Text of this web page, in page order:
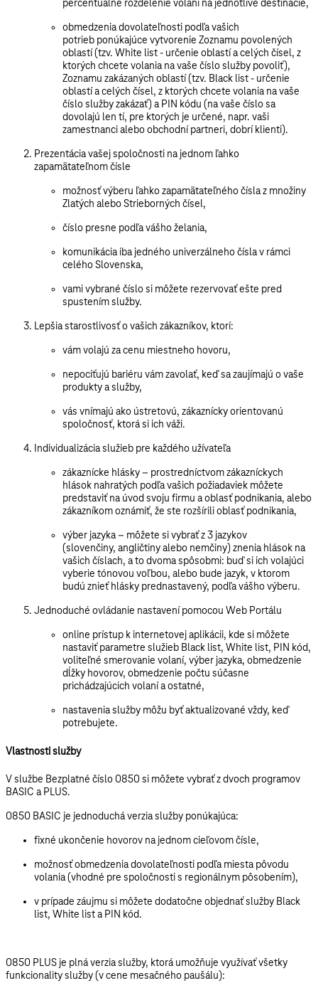
percentuálne rozdelenie volaní na jednotlivé destinácie,
obmedzenia dovolateľnosti podľa vašich
potrieb ponúkajúce vytvorenie Zoznamu povolených
oblastí (tzv. White list- určenie oblastí a celých čísel, z
ktorých chcete volania na vaše číslo služby povoliť),
Zoznamu zakázaných oblastí (tzv. Black list- určenie
oblastí a celých čísel, z ktorých chcete volania na vaše
číslo služby zakázať) aPIN kódu (na vaše číslo sa
dovolajú len tí, pre ktorých je určené, napr. vaši
zamestnanci alebo obchodní partneri, dobrí klienti).
Prezentácia vašej spoločnosti na jednom ľahko
zapamätateľnom čísle
možnosť výberu ľahko zapamätateľného čísla z množiny
Zlatých alebo Strieborných čísel,
číslo presne podľa vášho želania,
komunikácia iba jedného univerzálneho čísla v rámci
celého Slovenska,
vami vybrané číslo si môžete rezervovať ešte pred
spustením služby.
Lepšia starostlivosť o vašich zákazníkov, ktorí:
vám volajú za cenu miestneho hovoru,
nepociťujú bariéru vám zavolať, keď sa zaujímajú o vaše
produkty a služby,
vás vnímajú ako ústretovú, zákaznícky orientovanú
spoločnosť, ktorá si ich váži.
Individualizácia služieb pre každého užívateľa
zákaznícke hlásky– prostredníctvom zákazníckych
hlások nahratých podľa vašich požiadaviek môžete
predstaviť na úvod svoju firmu a oblasť podnikania, alebo
zákazníkom oznámiť, že ste rozšírili oblasť podnikania,
výber jazyka– môžete si vybrať z 3 jazykov
(slovenčiny, angličtiny alebo nemčiny) znenia hlások na
vašich číslach, a to dvoma spôsobmi: buď si ich volajúci
vyberie tónovou voľbou, alebo bude jazyk, v ktorom
budú znieť hlásky prednastavený, podľa vášho výberu.
Jednoduché ovládanie nastavení pomocou Web Portálu
online prístup k internetovej aplikácii, kde si môžete
nastaviť parametre služieb Black list, White list, PIN kód,
voliteľné smerovanie volaní, výber jazyka, obmedzenie
dĺžky hovorov, obmedzenie počtu súčasne
prichádzajúcich volaní a ostatné,
nastavenia služby môžu byť aktualizované vždy, keď
potrebujete.
Vlastnosti služby
V službe Bezplatné číslo 0850 si môžete vybrať z dvoch programov
BASIC a PLUS.
0850 BASIC je jednoduchá verzia služby ponúkajúca:
fixné ukončenie hovorov na jednom cieľovom čísle,
možnosť obmedzenia dovolateľnosti podľa miesta pôvodu
volania (vhodné pre spoločnosti s regionálnym pôsobením),
v prípade záujmu si môžete dodatočne objednať služby Black
list, White list a PIN kód.
0850 PLUS je plná verzia služby, ktorá umožňuje využívať všetky
funkcionality služby (v cene mesačného paušálu):